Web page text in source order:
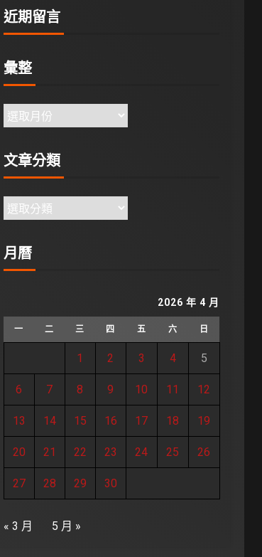
近期留言
彙整
文章分類
月曆
2026 年 4 月
一 二 三 四 五 六 日
1 2 3 4 5
6 7 8 9 10 11 12
13 14 15 16 17 18 19
20 21 22 23 24 25 26
27 28 29 30
« 3 月 5 月 »